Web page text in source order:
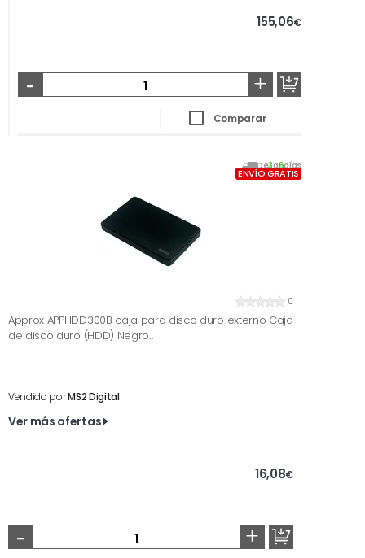
155,06€
- +
Comparar
De3a6días
ENVÍO GRATIS
0
Approx APPHDD300B caja para disco duro externo Caja
de disco duro (HDD) Negro...
Vendido porMS2 Digital
Ver más ofertas
16,08€
- +